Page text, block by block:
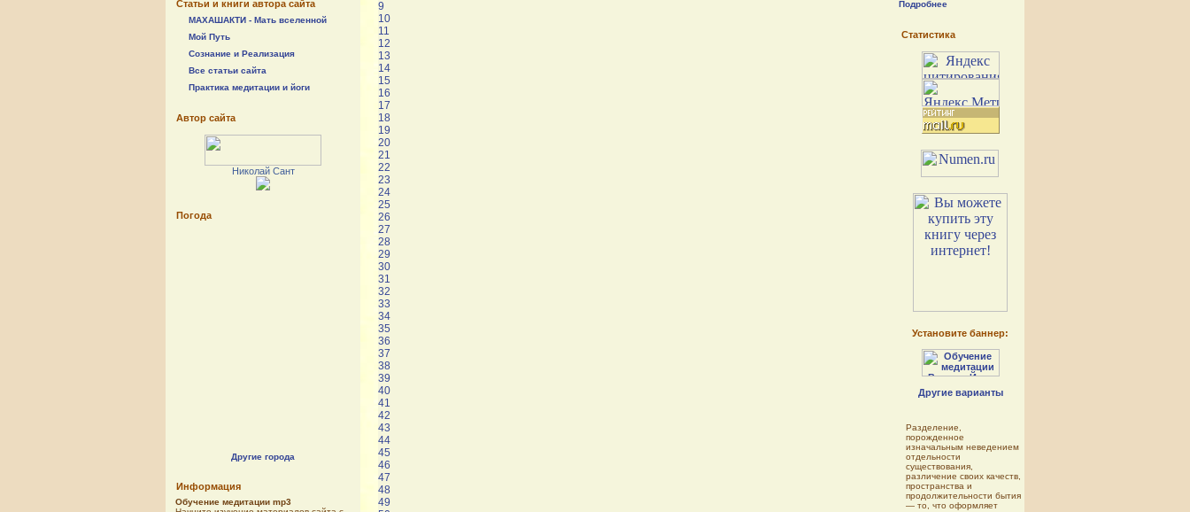
Статьи и книги автора сайта
МАХАШАКТИ - Мать вселенной
Мой Путь
Сознание и Реализация
Все статьи сайта
Практика медитации и йоги
Автор сайта
Николай Сант
Погода
Другие города
Информация
Обучение медитации mp3
9
10
11
12
13
14
15
16
17
18
19
20
21
22
23
24
25
26
27
28
29
30
31
32
33
34
35
36
37
38
39
40
41
42
43
44
45
46
47
48
49
Подробнее
Статистика
Установите баннер:
Другие варианты
Разделение,
порожденное
изначальным неведением
отдельности
существования,
различение своих качеств,
пространства и
продолжительности бытия
— то, что оформляет